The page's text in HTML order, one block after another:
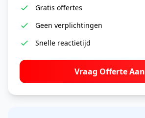
Gratis offertes
Geen verplichtingen
Snelle reactietijd
Vraag Offerte Aan